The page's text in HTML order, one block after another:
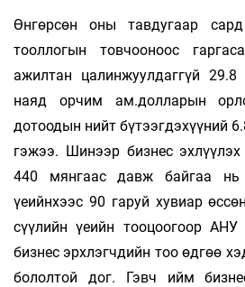
Өнгөрсөн оны тавдугаар
тооллогын товчооноос
ажилтан цалинжуулдаггүй
наяд орчим ам.долларын
дотоодын нийт бүтээгдэхүүний
гэжээ. Шинээр бизнес
440 мянгаас давж байгаа
үеийнхээс 90 гаруй хувиар
сүүлийн үеийн тооцоогоор АНУ
бизнес эрхлэгчдийн тоо өдгөө
бололтой дог. Гэвч ийм